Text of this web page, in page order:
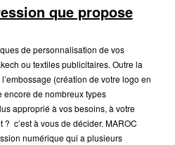
que propose
de personnalisation de vos
ou textiles publicitaires. Outre la
(création de votre logo en
encore de nombreux types
approprié à vos besoins, à votre
c’est à vous de décider. MAROC
numérique qui a plusieurs